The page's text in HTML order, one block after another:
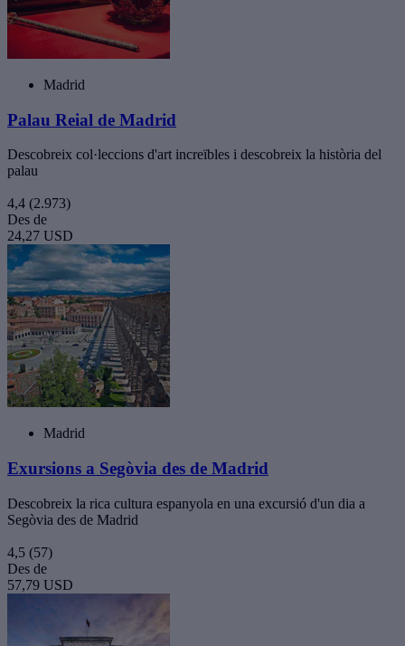
Madrid
Palau Reial de Madrid
Descobreix col·leccions d'art increïbles i descobreix la història del
palau
4,4 (2.973)
Des de
24,27 USD
Madrid
Exursions a Segòvia des de Madrid
Descobreix la rica cultura espanyola en una excursió d'un dia a
Segòvia des de Madrid
4,5 (57)
Des de
57,79 USD